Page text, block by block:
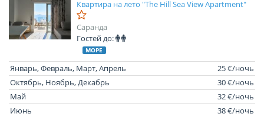
Квартира на лето "The Hill Sea View Apartment"
Саранда
Гостей до:
МОРЕ
Январь, Февраль, Март, Апрель
25 €/ночь
Октябрь, Ноябрь, Декабрь
30 €/ночь
Май
32 €/ночь
Июнь
38 €/ночь